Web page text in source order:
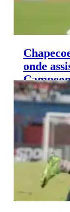
onde
(17/11)